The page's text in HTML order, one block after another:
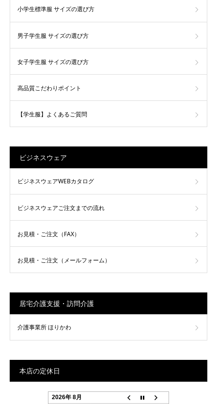
小学生標準服 サイズの選び方
男子学生服 サイズの選び方
女子学生服 サイズの選び方
高品質こだわりポイント
【学生服】よくあるご質問
ビジネスウェア
ビジネスウェアWEBカタログ
ビジネスウェアご注文までの流れ
お見積・ご注文（FAX）
お見積・ご注文（メールフォーム）
居宅介護支援・訪問介護
介護事業所 ほりかわ
本店の定休日
2026年 8月